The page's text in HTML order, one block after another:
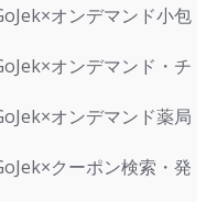
オンデマンド小包
オンデマンド・チ
オンデマンド薬局
クーポン検索・発